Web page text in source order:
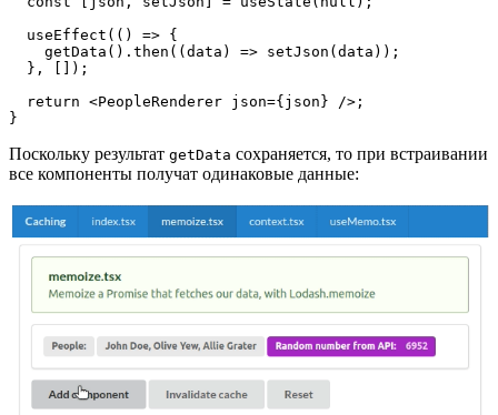
}
Поскольку результат getData сохраняется, то при встраивании
все компоненты получат одинаковые данные: